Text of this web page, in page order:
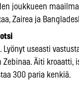
joukkueen
Zairea ja
useasti
Äiti kroaatti,
300 paria kenkiä.